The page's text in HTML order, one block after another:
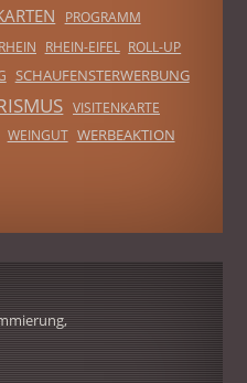
PROGRAMM
RHEIN RHEIN-EIFEL ROLL-UP
SCHAUFENSTERWERBUNG
VISITENKARTE
WEINGUT WERBEAKTION